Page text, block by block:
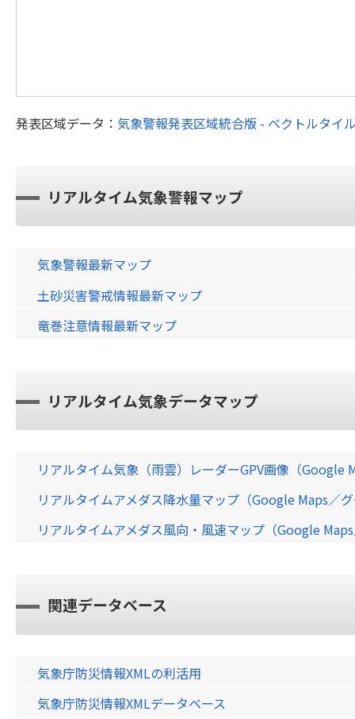
発表区域データ： 気象警報発表区域統合版 - ベクトルタイ
リアルタイム気象警報マップ
気象警報最新マップ
土砂災害警戒情報最新マップ
竜巻注意情報最新マップ
リアルタイム気象データマップ
リアルタイム気象（雨雲）レーダーGPV画像（Google
リアルタイムアメダス降水量マップ（Google Maps／
リアルタイムアメダス風向・風速マップ（Google
関連データベース
気象庁防災情報XMLの利活用
気象庁防災情報XMLデータベース